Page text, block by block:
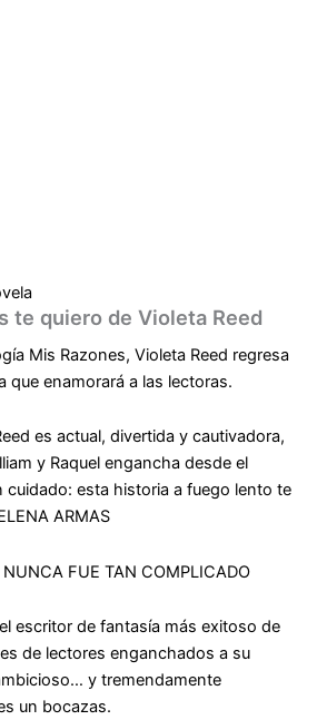
te quiero de Violeta Reed
Mis Razones, Violeta Reed regresa
que enamorará a las lectoras.
es actual, divertida y cautivadora,
y Raquel engancha desde el
cuidado: esta historia a fuego lento te
ARMAS
NUNCA FUE TAN COMPLICADO
escritor de fantasía más exitoso de
de lectores enganchados a su
y tremendamente
un bocazas.